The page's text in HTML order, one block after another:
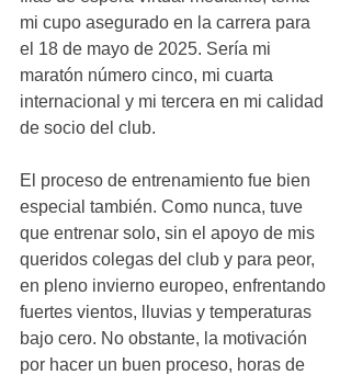
mi cupo asegurado en la carrera para
el 18 de mayo de 2025. Sería mi
maratón número cinco, mi cuarta
internacional y mi tercera en mi calidad
de socio del club.
El proceso de entrenamiento fue bien
especial también. Como nunca, tuve
que entrenar solo, sin el apoyo de mis
queridos colegas del club y para peor,
en pleno invierno europeo, enfrentando
fuertes vientos, lluvias y temperaturas
bajo cero. No obstante, la motivación
por hacer un buen proceso, horas de